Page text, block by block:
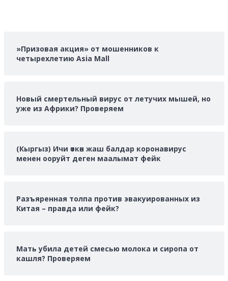
»Призовая акция» от мошенников к
четырехлетию Asia Mall
Новый смертельный вирус от летучих мышей, но
уже из Африки? Проверяем
(Кыргыз) Ичи өткөн жаш балдар коронавирус
менен ооруйт деген маалымат фейк
Разъяренная толпа против эвакуированных из
Китая – правда или фейк?
Мать убила детей смесью молока и сиропа от
кашля? Проверяем